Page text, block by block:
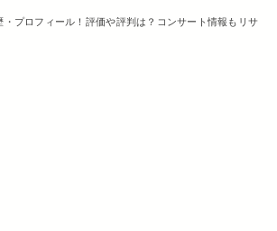
・プロフィール！評価や評判は？コンサート情報もリサ